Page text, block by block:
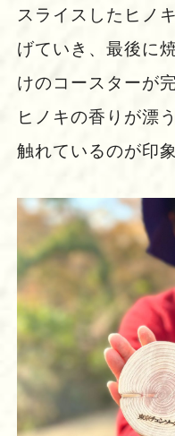
スライスしたヒノ
げていき、最後に
けのコースターが
ヒノキの香りが漂
触れているのが印